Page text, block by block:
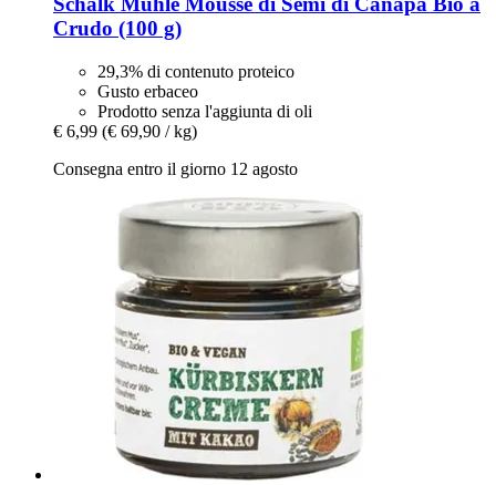
Crudo (100 g)
29,3% di contenuto proteico
Gusto erbaceo
Prodotto senza l'aggiunta di oli
€ 6,99 (€ 69,90 / kg)
Consegna entro il giorno 12 agosto